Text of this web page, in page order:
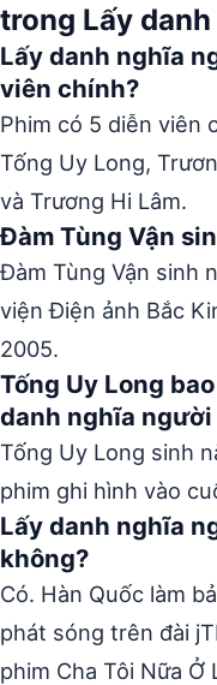
trong Lấy
Lấy danh nghĩa
viên chính?
Phim có 5 diễn viên
Tống Uy Long,
và Trương Hi Lâm.
Đàm Tùng Vận
Đàm Tùng Vận sinh
viện Điện ảnh Bắc
2005.
Tống Uy Long
danh nghĩa người
Tống Uy Long sinh
phim ghi hình vào
Lấy danh nghĩa
không?
Có. Hàn Quốc làm
phát sóng trên đài
phim Cha Tôi Nữa